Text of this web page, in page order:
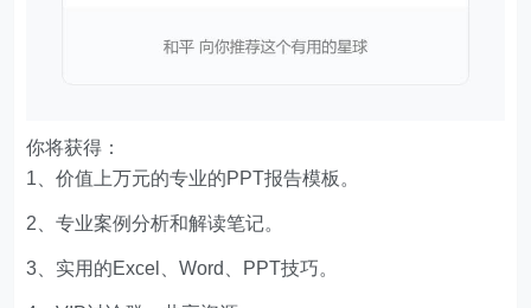
你将获得：
1、价值上万元的专业的PPT报告模板。
2、专业案例分析和解读笔记。
3、实用的Excel、Word、PPT技巧。